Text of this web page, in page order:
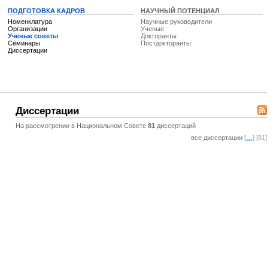
ПОДГОТОВКА КАДРОВ
Номенклатура
Организации
Ученые советы
Семинары
Диссертации
НАУЧНЫЙ ПОТЕНЦИАЛ
Научные руководители
Ученые
Докторанты
Постдокторанты
Диссертации
На рассмотрении в Национальном Совете 81 диссертаций
все диссертации [ ] [81]